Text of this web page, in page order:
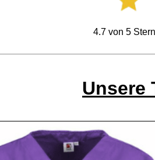
4.7von 5
Unsere